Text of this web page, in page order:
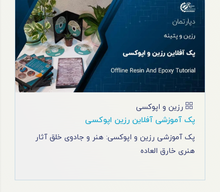
رزین و اپوکسی
پک آموزشی آفلاین رزین اپوکسی
پک آموزشی رزین و اپوکسی: هنر و جادوی خلق آثار
هنری خارق العاده